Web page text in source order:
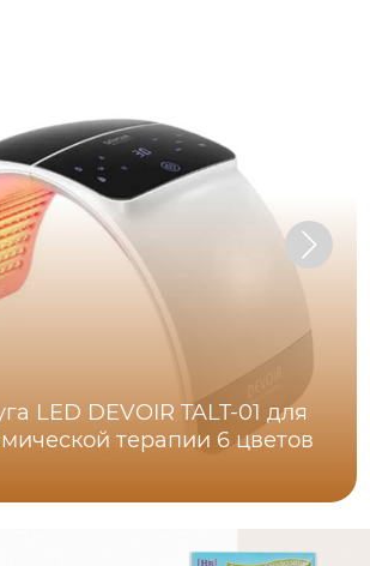
LED DEVOIR TALT-01 для
терапии 6 цветов